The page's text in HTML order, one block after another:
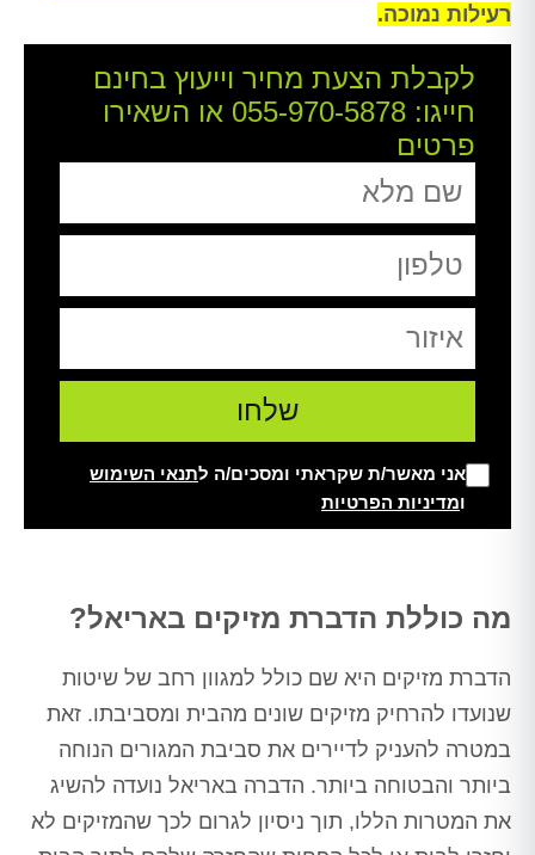
רעילות נמוכה.
לקבלת הצעת מחיר וייעוץ בחינם
חייגו: 055-970-5878 או השאירו
פרטים
אני מאשר/ת שקראתי ומסכים/ה לתנאי השימוש
ומדיניות הפרטיות
מה כוללת הדברת מזיקים באריאל?
הדברת מזיקים היא שם כולל למגוון רחב של שיטות
שנועדו להרחיק מזיקים שונים מהבית ומסביבתו. זאת
במטרה להעניק לדיירים את סביבת המגורים הנוחה
ביותר והבטוחה ביותר. הדברה באריאל נועדה להשיג
את המטרות הללו, תוך ניסיון לגרום לכך שהמזיקים לא